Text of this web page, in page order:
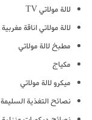
لالة مولاتي TV
لالة مولاتي اناقة مغربية
مطبخ لالة مولاتي
مكياج
ميكرو لالة مولاتي
نصائح التغذية السليمة